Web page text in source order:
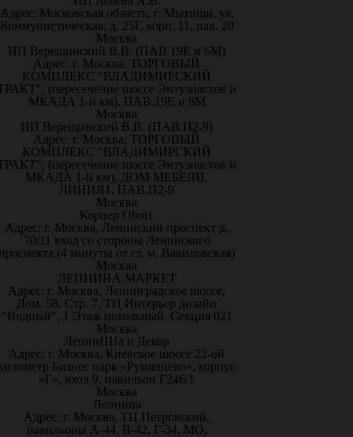
Адрес: Московская область, г. Мытищи, ул.
Коммунистическая, д. 25Г, корп. 11, пав. 20
Москва
ИП Верещинский В.В. (ПАВ.19Е и 6М)
Адрес: г. Москва, ТОРГОВЫЙ
КОМПЛЕКС "ВЛАДИМИРСКИЙ
(пересечение шоссе Энтузиастов и
МКАДА 1-й км), ПАВ.19Е и 6М
Москва
ИП Верещинский В.В. (ПАВ.П2-9)
Адрес: г. Москва, ТОРГОВЫЙ
КОМПЛЕКС "ВЛАДИМИРСКИЙ
(пересечение шоссе Энтузиастов и
МКАДА 1-й км), ДОМ МЕБЕЛИ,
ЛИНИЯ1, ПАВ.П2-9
Москва
Корнер Oboi1
Адрес: г. Москва, Ленинский проспект д.
70/11 вход со стороны Ленинского
(4 минуты от ст. м. Вавиловская)
Москва
ЛЕПНИНА МАРКЕТ
Адрес: г. Москва, Ленинградское шоссе,
Дом. 58, Стр. 7, ТЦ Интерьер дизайн
"Водный", 1 Этаж цокольный, Секция 021
Москва
ЛепниННа и Декор
Адрес: г. Москва, Киевское шоссе 22-ой
Бизнес парк «Румянцево», корпус
«Г», вход 9, павильон Г246/1
Москва
Лепнина
Адрес: г. Москва, ТЦ Петровский,
павильоны А-44, В-42, Г-34. МО,